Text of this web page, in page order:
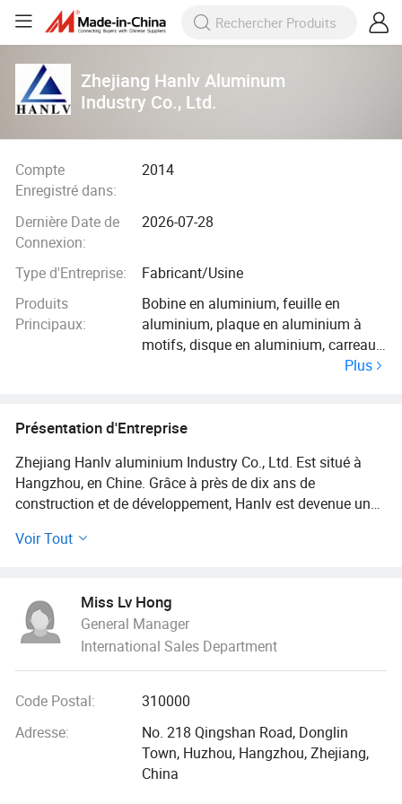
Zhejiang Hanlv Aluminum
Industry Co., Ltd.
Compte
Enregistré dans:
2014
Dernière Date de
Connexion:
2026-07-28
Type d'Entreprise:
Fabricant/Usine
Produits
Principaux:
Bobine en aluminium, feuille en
aluminium, plaque en aluminium à
motifs, disque en aluminium, carreau
en aluminium, feuille en aluminium
en aluminium, ondulé en aluminium
Plus
Présentation d'Entreprise
Zhejiang Hanlv aluminium Industry Co., Ltd. Est situé à
Hangzhou, en Chine. Grâce à près de dix ans de
construction et de développement, Hanlv est devenue une
grande échelle pour une production à grande échelle, des
Hanlv est équipé de tôles d'aluminium de pointe et de
lignes de laminage en tandem à chaud. Nous possédons
également une presse, un fraisage double face, une
de trempe, machine de pré-étirage de tension, four de
recuisson, machine de four de fusion et ainsi de suite.
Nous fournissons principalement de l'aluminium et ses
feuilles d'alliage, bobines, profilés et feuilles ondulées.
Voir Tout
Miss Lv Hong
General Manager
International Sales Department
Code Postal:
310000
Adresse:
No. 218 Qingshan Road, Donglin
Town, Huzhou, Hangzhou, Zhejiang,
China